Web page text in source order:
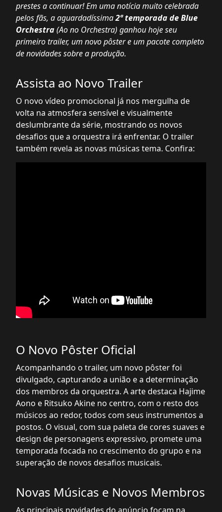
prestes a continuar! Em uma notícia muito celebrada
pelos fãs, a aguardadíssima2ª temporada de Blue
Orchestra(Ao no Orchestra) ganhou hoje seu
primeiro trailer, um novo pôster e um pacote completo
de novidades sobre a produção.
Assista ao Novo Trailer
O novo vídeo promocional já nos mergulha de
volta na atmosfera sensível e visualmente
deslumbrante da série, mostrando os novos
desafios que a orquestra irá enfrentar. O trailer
também revela as novas músicas tema. Confira:
O Novo Pôster Oficial
Acompanhando o trailer, um novo pôster foi
divulgado, capturando a união e a determinação
dos membros da orquestra. A arte destaca Hajime
Aono e Ritsuko Akine no centro, com o resto dos
músicos ao redor, todos com seus instrumentos a
postos. O visual, com sua paleta de cores suaves e
design de personagens expressivo, promete uma
temporada focada no crescimento do grupo e na
superação de novos desafios musicais.
Novas Músicas e Novos Membros